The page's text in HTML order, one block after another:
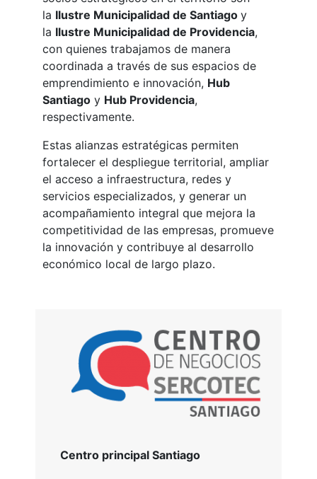
la Ilustre Municipalidad de Santiago y
la Ilustre Municipalidad de Providencia,
con quienes trabajamos de manera
coordinada a través de sus espacios de
emprendimiento e innovación, Hub
Santiago y Hub Providencia,
respectivamente.
Estas alianzas estratégicas permiten
fortalecer el despliegue territorial, ampliar
el acceso a infraestructura, redes y
servicios especializados, y generar un
acompañamiento integral que mejora la
competitividad de las empresas, promueve
la innovación y contribuye al desarrollo
económico local de largo plazo.
Centro principal Santiago